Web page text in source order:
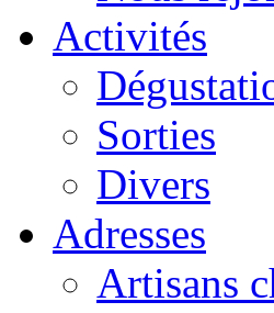
Activités
Sorties
Divers
Adresses
Artisans